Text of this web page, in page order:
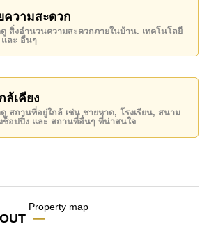
Palai ได้แก่: เดินทางไปชายหาด
ตร้า , หาดจอมเทียน, ตลาดน้ำสี่ภาค
ลุม กอล์ฟ, ฟีนิกซ์ โกลด์ , รพ.กรุงเทพ
จอมเทียน
หาริมทรัพย์นี้อยู่ภายใต้กรรมสิทธิ์ ชื่อ
รทำให้ที่อยู่อาศัยนี้เป็นบ้านในฝันของ
Real Estate โทร +6638411250
ความสะดวก
ดู สิ่งอำนวนความสะดวกภายในบ้าน. เทคโนโลยี
และ อื่นๆ
ล้เคียง
ดู สถานที่อยู่ใกล้ เช่น ชายหาด, โรงเรียน, สนาม
ช็อปปิ้ง และ สถานที่อื่นๆ ที่น่าสนใจ